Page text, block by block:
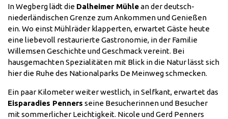
In Wegberg lädt die Dalheimer Mühlean der deutsch-
niederländischen Grenze zum Ankommen und Genießen
ein. Wo einst Mühlräder klapperten, erwartet Gäste heute
eine liebevoll restaurierte Gastronomie, in der Familie
Willemsen Geschichte und Geschmack vereint. Bei
hausgemachten Spezialitäten mit Blick in die Natur lässt sich
hier die Ruhe des Nationalparks De Meinweg schmecken.
Ein paar Kilometer weiter westlich, in Selfkant, erwartet das
Eisparadies Penners seine Besucherinnen und Besucher
mit sommerlicher Leichtigkeit. Nicole und Gerd Penners